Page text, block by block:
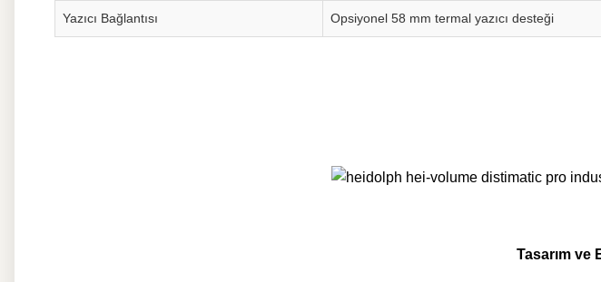
Yazıcı Bağlantısı Opsiyonel 58 mm termal yazıcı desteği
Tasarım ve